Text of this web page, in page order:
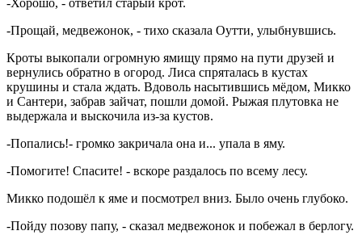
-Хорошо, - ответил старый крот.
-Прощай, медвежонок, - тихо сказала Оутти, улыбнувшись.
Кроты выкопали огромную ямищу прямо на пути друзей и
вернулись обратно в огород. Лиса спряталась в кустах
крушины и стала ждать. Вдоволь насытившись мёдом, Микко
и Сантери, забрав зайчат, пошли домой. Рыжая плутовка не
выдержала и выскочила из-за кустов.
-Попались!- громко закричала она и... упала в яму.
-Помогите! Спасите! - вскоре раздалось по всему лесу.
Микко подошёл к яме и посмотрел вниз. Было очень глубоко.
-Пойду позову папу, - сказал медвежонок и побежал в берлогу.